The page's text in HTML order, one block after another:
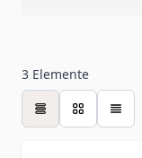
3 Elemente
Tabelle